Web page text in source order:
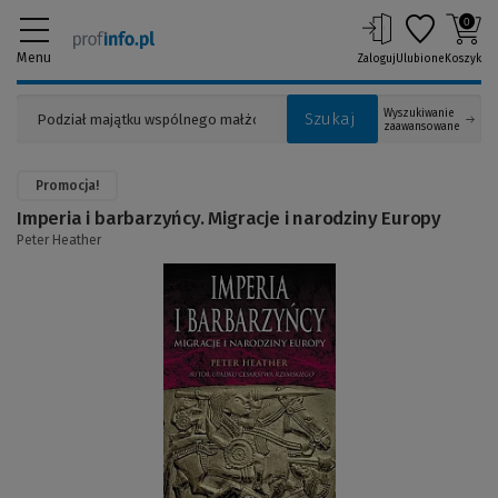
Menu
Szukaj
Wyszukiwanie
zaawansowane
ZalogujUlubione
0
Koszyk
Promocja!
Imperia i barbarzyńcy. Migracje i narodziny Europy
Peter Heather